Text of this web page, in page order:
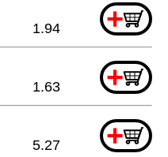
+
1.94
+
1.63
+
5.27